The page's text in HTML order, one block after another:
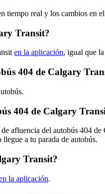
tiempo real y los cambios en
Transit?
en la aplicación, igual que
404 de Calgary
404 de Calgary
afluencia del autobús 404 de
a tu parada de autobús.
Transit?
la aplicación.